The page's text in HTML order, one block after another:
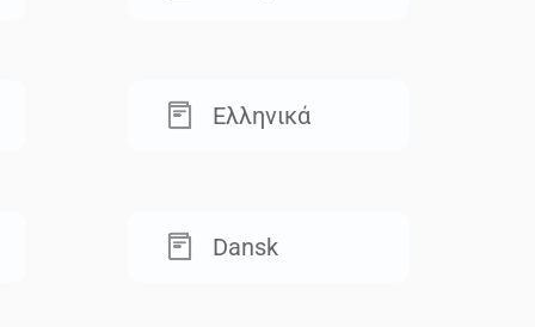
Ελληνικά
Dansk